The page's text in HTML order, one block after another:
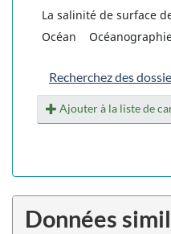
La salinité de surface
Océan
Recherchez des
Ajouter à la liste de
Données